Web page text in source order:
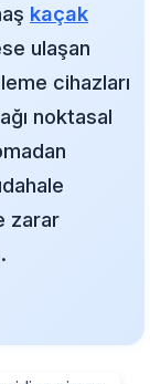
kaçak
ulaşan
cihazları
noktasal
zarar